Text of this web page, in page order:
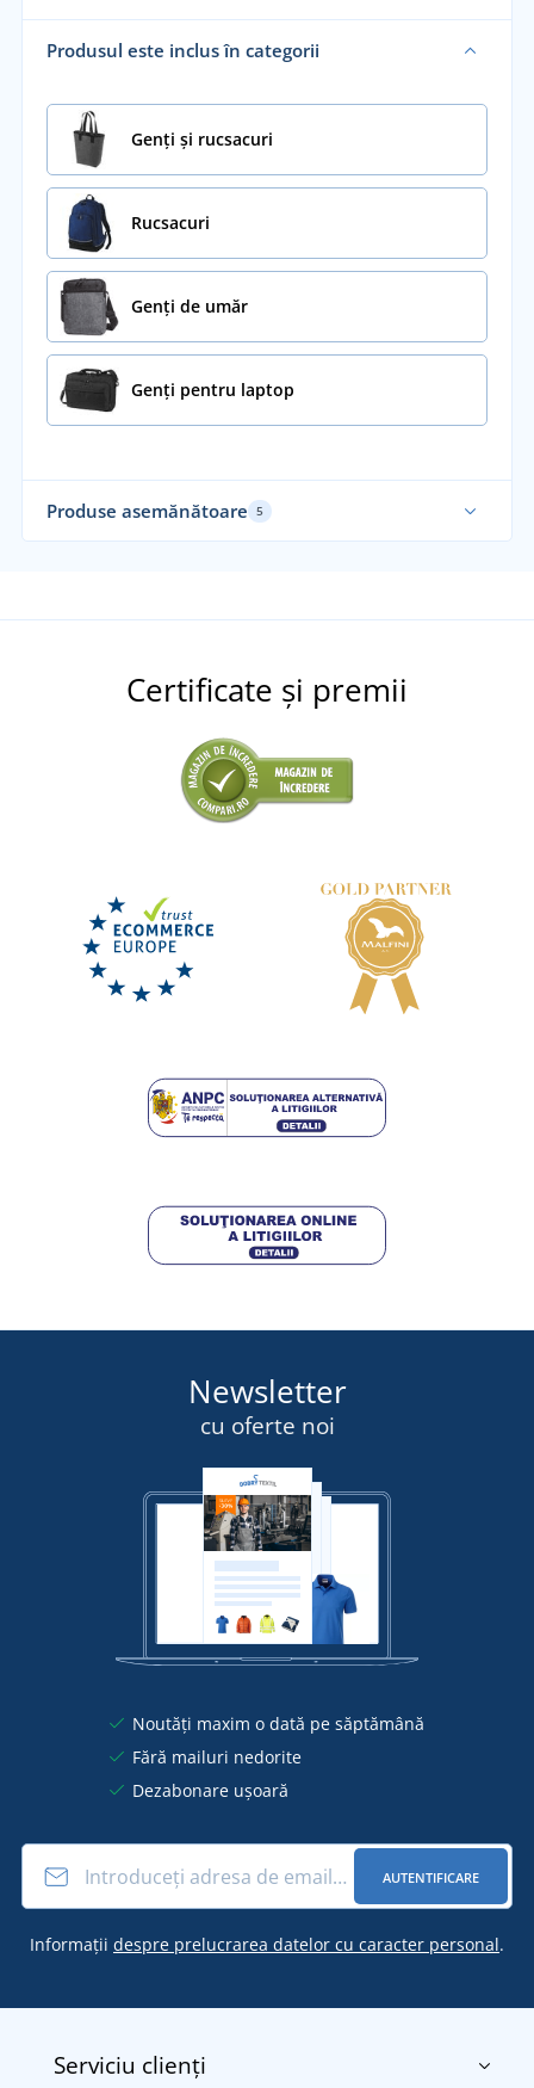
Produsul este inclus în categorii
Genți și rucsacuri
Rucsacuri
Genți de umăr
Genți pentru laptop
Produse asemănătoare 5
Geantă pentru notebook EUROPE
258,00 lei
Certificate și premii
Newsletter
cu oferte noi
Noutăți maxim o dată pe săptămână
Fără mailuri nedorite
Dezabonare ușoară
AUTENTIFICARE
Informații despre prelucrarea datelor cu caracter personal.
Serviciu clienți